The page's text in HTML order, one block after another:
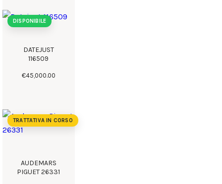
DISPONIBILE
DATEJUST
116509
€45,000.00
TRATTATIVA IN CORSO
AUDEMARS
PIGUET 26331